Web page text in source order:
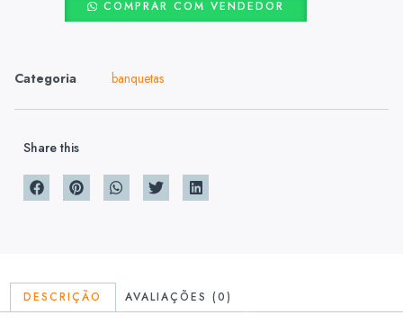
COMPRAR COM VENDEDOR
Categoria banquetas
Share this
DESCRIÇÃO AVALIAÇÕES (0)